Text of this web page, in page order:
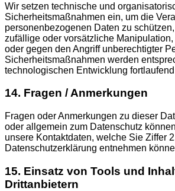
Wir setzen technische und
Sicherheitsmaßnahmen ein, um die
personenbezogenen Daten zu
zufällige oder vorsätzliche
oder gegen den Angriff unberechtigter
Sicherheitsmaßnahmen werden
technologischen Entwicklung
14. Fragen / Anmerkungen
Fragen oder Anmerkungen zu dieser
oder allgemein zum Datenschutz
unsere Kontaktdaten, welche Sie Ziffer
Datenschutzerklärung entnehmen
15. Einsatz von Tools und
Drittanbietern